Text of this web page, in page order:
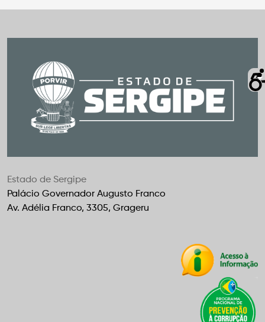
Estado de Sergipe
Palácio Governador Augusto Franco
Av. Adélia Franco, 3305, Grageru